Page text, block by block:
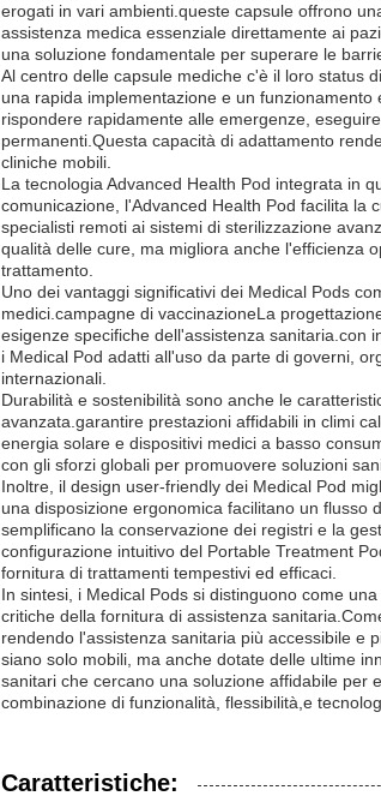
erogati in vari ambienti.queste capsule offrono
assistenza medica essenziale direttamente ai
una soluzione fondamentale per superare le
Al centro delle capsule mediche c'è il loro status
una rapida implementazione e un
rispondere rapidamente alle emergenze,
permanenti.Questa capacità di adattamento
cliniche mobili.
La tecnologia Advanced Health Pod integrata in
comunicazione, l'Advanced Health Pod facilita la
specialisti remoti ai sistemi di sterilizzazione
qualità delle cure, ma migliora anche l'efficienza
trattamento.
Uno dei vantaggi significativi dei Medical Pods
medici.campagne di vaccinazioneLa
esigenze specifiche dell'assistenza sanitaria.con
i Medical Pod adatti all'uso da parte di governi,
internazionali.
Durabilità e sostenibilità sono anche le
avanzata.garantire prestazioni affidabili in climi
energia solare e dispositivi medici a basso
con gli sforzi globali per promuovere soluzioni
Inoltre, il design user-friendly dei Medical Pod
una disposizione ergonomica facilitano un flusso
semplificano la conservazione dei registri e la
configurazione intuitivo del Portable Treatment
fornitura di trattamenti tempestivi ed efficaci.
In sintesi, i Medical Pods si distinguono come
critiche della fornitura di assistenza
rendendo l'assistenza sanitaria più accessibile e
siano solo mobili, ma anche dotate delle ultime
sanitari che cercano una soluzione affidabile per
combinazione di funzionalità, flessibilità,e
Caratteristiche: